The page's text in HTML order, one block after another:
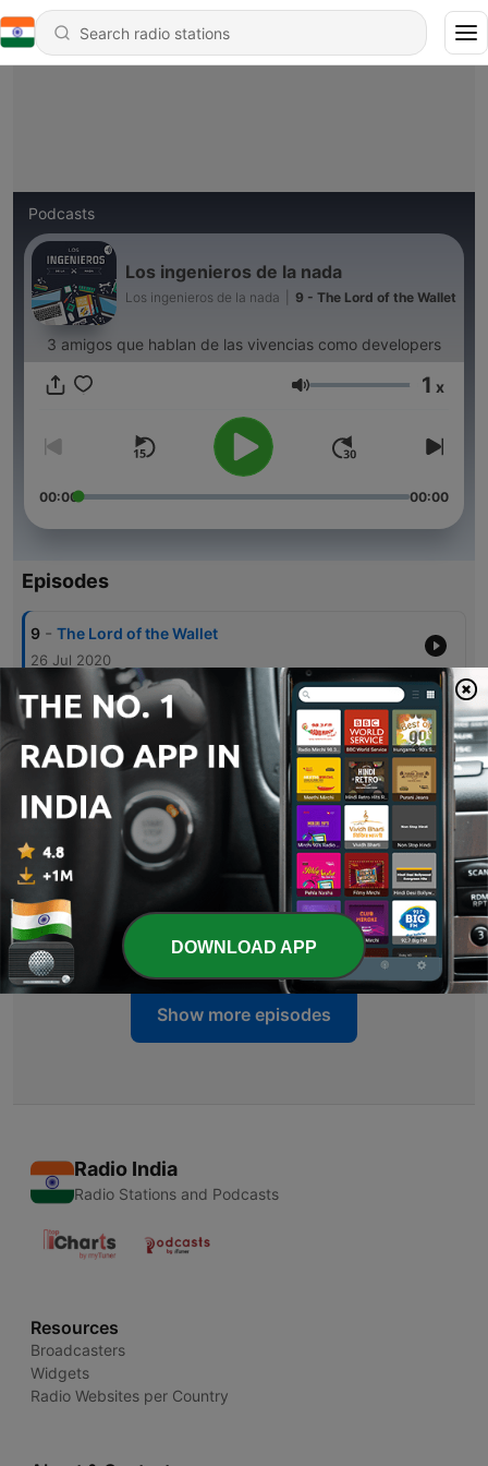
Podcasts
Los ingenieros de la nada
Los ingenieros de la nada 9 - The Lord of the Wallet
3 amigos que hablan de las vivencias como developers
Volume 1 x
00:00 00:00
Episodes
9 - The Lord of the Wallet
26 Jul 2020
8 - The Preacher
7 - Watson, yo y mi otro yo
19 Jun 2020
6 - Social Network
08 Jun 2020
5 - El Club de la Pregunta
29 May 2020
Show more episodes
Radio India
Radio Stations and Podcasts
Resources
Broadcasters
Widgets
Radio Websites per Country
DOWNLOAD APP